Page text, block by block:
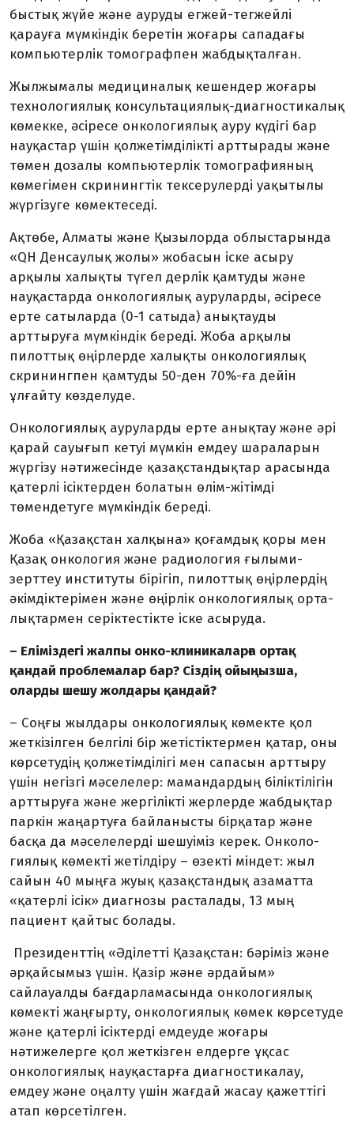
быс­тық жүйе және ауруды егжей-тегжейлі
қарауға мүмкіндік беретін жоғары сападағы
компьютерлік томографпен жабдықталған.
Жылжымалы медициналық ке­шендер жоғары
техно­ло­гия­лық консультациялық-диагностикалық
көмекке, әсіресе онкологиялық ауру күдігі бар
науқастар үшін қолжетімділікті арттырады және
төмен дозалы компью­терлік томографияның
көмегімен скринингтік тексерулерді уақытылы
жүргізуге көмектеседі.
Ақтөбе, Алматы және Қызылорда облыстарында
«QH Денсаулық жо­лы» жобасын іске асыру
арқылы ха­­­лықты түгел дерлік қамтуды және
науқастарда онкологиялық ауру­лар­ды, әсіресе
ерте сатыларда (0-1 са­­­тыда) анықтауды
арттыруға мүм­кіндік береді. Жоба арқылы
пилоттық өңірлерде халықты онкологиялық
скринингпен қамтуды 50-ден 70%-ға дейін
ұлғайту көзделуде.
Онкологиялық ауруларды ерте анық­тау және әрі
қарай сауығып кетуі мүмкін емдеу шараларын
жүргізу нәтижесінде қазақстандықтар арасында
қатерлі ісіктерден болатын өлім-жітімді
төмендетуге мүмкіндік береді.
Жоба «Қазақстан халқына» қоғамдық қоры мен
Қазақ онкология және радио­логия ғылыми-
зерттеу институты бірі­гіп, пилоттық өңірлердің
әкім­­діктерімен және өңірлік онкологиялық орта­
лық­тармен серіктестікте іске асыруда.
– Еліміздегі жалпы онко-клиникаларға ортақ
қандай проблемалар бар? Сіздің ойыңызша,
оларды шешу жолдары қан­дай?
– Соңғы жылдары онкологиялық көмекте қол
жеткізілген белгілі бір же­тістіктермен қатар, оны
көрсетудің қол­жетімділігі мен сапасын арттыру
үшін негізгі мәселелер: мамандардың біліктілігін
арттыруға және жергілікті жерлерде жабдықтар
паркін жаңартуға байланысты бірқатар және
басқа да мәселелерді шешуіміз керек. Онко­ло­
гиялық көмекті жетілдіру – өзекті мін­дет: жыл
сайын 40 мыңға жуық қазақ­стандық азаматта
«қатерлі ісік» диагнозы расталады, 13 мың
пациент қайтыс болады.
Президенттің «Әділетті Қазақстан: бәріміз және
әрқайсымыз үшін. Қазір және әрдайым»
сайлауалды бағдарла­­масында онкологиялық
көмекті жаң­­ғырту, онкологиялық көмек көрсетуде
және қатерлі ісіктерді емдеуде жоғары
нәтижелерге қол жеткізген елдерге ұқсас
онкологиялық науқастарға диагнос­тикалау,
емдеу және оңалту үшін жағдай жасау қажеттігі
атап көрсетілген.